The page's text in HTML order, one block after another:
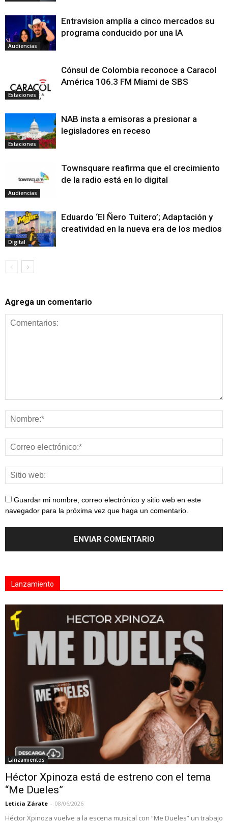
Audiencias
Entravision amplía a cinco mercados su
programa conducido por una IA
Estaciones
Cónsul de Colombia reconoce a Caracol
América 106.3 FM Miami de SBS
Estaciones
NAB insta a emisoras a presionar a
legisladores en receso
Audiencias
Townsquare reafirma que el crecimiento
de la radio está en lo digital
Digital
Eduardo ‘El Ñero Tuitero’; Adaptación y
creatividad en la nueva era de los medios
Agrega un comentario
Guardar mi nombre, correo electrónico y sitio web en este
navegador para la próxima vez que haga un comentario.
Lanzamiento
Lanzamientos
Héctor Xpinoza está de estreno con el tema
“Me Dueles”
Leticia Zárate - 08/06/2026
Héctor Xpinoza vuelve a la escena musical con “Me Dueles” un trabajo